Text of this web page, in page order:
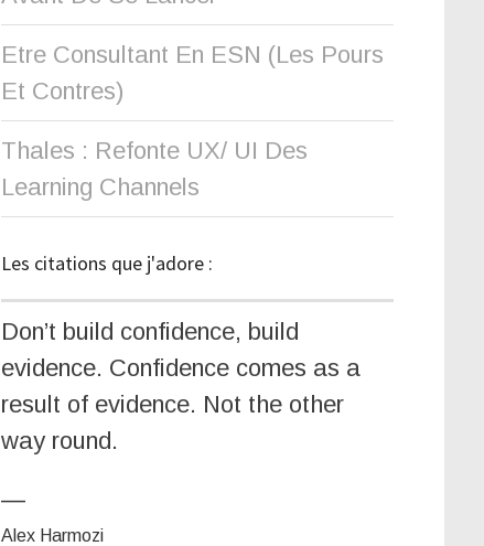
Etre Consultant En ESN (les Pours
Et Contres)
Thales : Refonte UX/ UI Des
Learning Channels
Les citations que j'adore :
Don’t build confidence, build
evidence. Confidence comes as a
result of evidence. Not the other
way round.
—
Alex Harmozi